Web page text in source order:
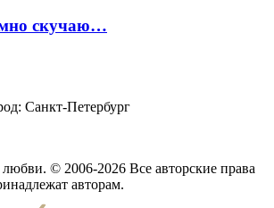
скучаю…
Санкт-Петербург
© 2006-2026 Все авторские права
авторам.